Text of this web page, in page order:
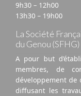
9h30 – 12h00
13h30 – 19h00
La Société
du Genou (SFHG)
A pour but
membres, de
développement
diffusant les